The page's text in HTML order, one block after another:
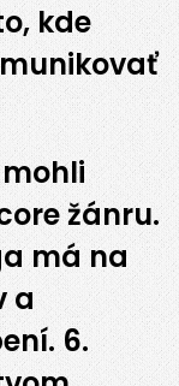
kde
žánru.
má na
a
6.